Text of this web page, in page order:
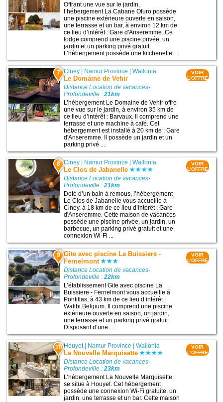
Offrant une vue sur le jardin,
l’hébergement La Cabane Ofuro possède
une piscine extérieure ouverte en saison,
une terrasse et un bar, à environ 12 km de
ce lieu d’intérêt : Gare d'Anseremme. Ce
lodge comprend une piscine privée, un
jardin et un parking privé gratuit.
L’hébergement possède une kitchenette ...
7 Ciney Namur Province |Wallonia
Le Domaine de Vehir
Distance Location de vacances-
Profondeville :21km
L’hébergement Le Domaine de Vehir offre
une vue sur le jardin, à environ 35 km de
ce lieu d’intérêt : Barvaux. Il comprend une
terrasse et une machine à café. Cet
hébergement est installé à 20 km de : Gare
d'Anseremme. Il possède un jardin et un
parking privé ...
VOIR
L'OFFRE
8 Ciney Namur Province |Wallonia
Le Clos de Jabanelle
Distance Location de vacances-
Profondeville :21km
Doté d’un bain à remous, l’hébergement
Le Clos de Jabanelle vous accueille à
Ciney, à 18 km de ce lieu d’intérêt : Gare
d'Anseremme. Cette maison de vacances
possède une piscine privée, un jardin, un
barbecue, un parking privé gratuit et une
connexion Wi-Fi ...
VOIR
L'OFFRE
9 Gite avec piscine La Buissiere -
Fernelmont
Distance Location de vacances-
Profondeville :22km
L’établissement Gite avec piscine La
Buissiere - Fernelmont vous accueille à
Pontillas, à 43 km de ce lieu d’intérêt :
Walibi Belgium. Il comprend une piscine
extérieure ouverte en saison, un jardin,
une terrasse et un parking privé gratuit.
Disposant d’une ...
VOIR
L'OFFRE
10 Houyet| Namur Province |Wallonia
La Nouvelle Marquisette
Distance Location de vacances-
Profondeville :23km
L’hébergement La Nouvelle Marquisette
se situe à Houyet. Cet hébergement
possède une connexion Wi-Fi gratuite, un
jardin, une terrasse et un bar. Cette maison
VOIR
L'OFFRE